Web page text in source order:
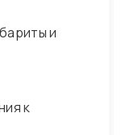
и
к